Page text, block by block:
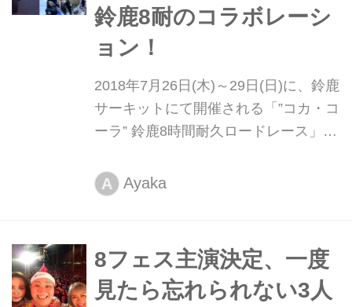
鈴鹿8耐のコラボレーシ
ョン！
2018年7月26日(木)～29日(日)に、鈴鹿
サーキットにて開催される「”コカ・コ
ーラ” 鈴鹿8時間耐久ロードレース」の
3組の来場が決定！ また、国際レーシ
ングコースに隣接するエリア「BASE8
ご紹介します。
A Ayaka
8フェス主演決定、一度
見たら忘れられない3人